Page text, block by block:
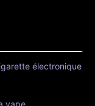
électronique